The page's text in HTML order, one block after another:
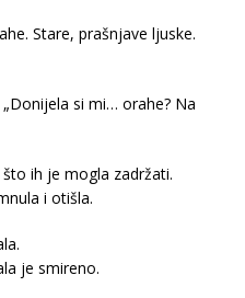
Stare, prašnjave ljuske.
si mi… orahe? Na
ih je mogla zadržati.
i otišla.
je smireno.